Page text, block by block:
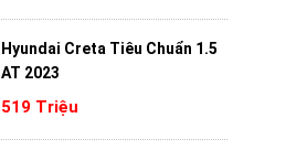
Hyundai Creta Tiêu Chuẩn 1.5
AT 2023
519 Triệu